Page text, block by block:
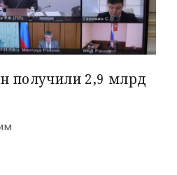
получили 2,9 млрд